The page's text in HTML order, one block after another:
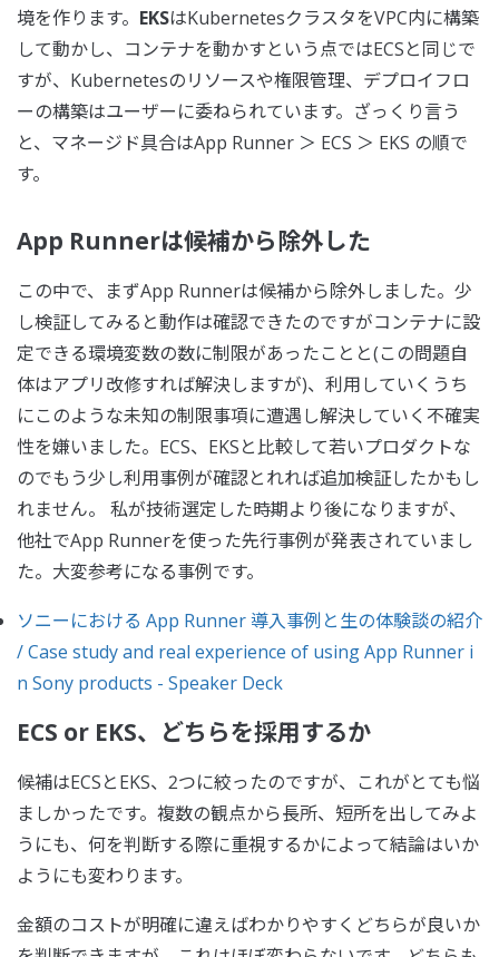
境を作ります。 EKSはKubernetesクラスタをVPC内に構築
して動かし、コンテナを動かすという点ではECSと同じで
すが、Kubernetesのリソースや権限管理、デプロイフロ
ーの構築はユーザーに委ねられています。ざっくり言う
と、マネージド具合はApp Runner ＞ ECS ＞ EKS の順で
す。
App Runnerは候補から除外した
この中で、まずApp Runnerは候補から除外しました。少
し検証してみると動作は確認できたのですがコンテナに設
定できる環境変数の数に制限があったことと(この問題自
体はアプリ改修すれば解決しますが)、利用していくうち
にこのような未知の制限事項に遭遇し解決していく不確実
性を嫌いました。ECS、EKSと比較して若いプロダクトな
のでもう少し利用事例が確認とれれば追加検証したかもし
れません。 私が技術選定した時期より後になりますが、
他社でApp Runnerを使った先行事例が発表されていまし
た。大変参考になる事例です。
ソニーにおける App Runner 導入事例と生の体験談の紹介
/ Case study and real experience of using App Runner i
n Sony products - Speaker Deck
ECS or EKS、どちらを採用するか
候補はECSとEKS、2つに絞ったのですが、これがとても悩
ましかったです。複数の観点から長所、短所を出してみよ
うにも、何を判断する際に重視するかによって結論はいか
ようにも変わります。
金額のコストが明確に違えばわかりやすくどちらが良いか